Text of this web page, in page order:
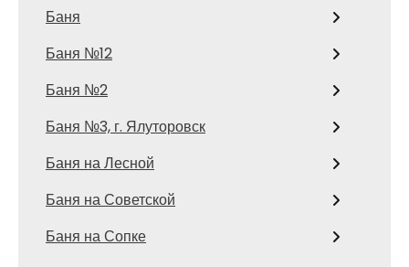
Баня
Баня №12
Баня №2
Баня №3, г. Ялуторовск
Баня на Лесной
Баня на Советской
Баня на Сопке